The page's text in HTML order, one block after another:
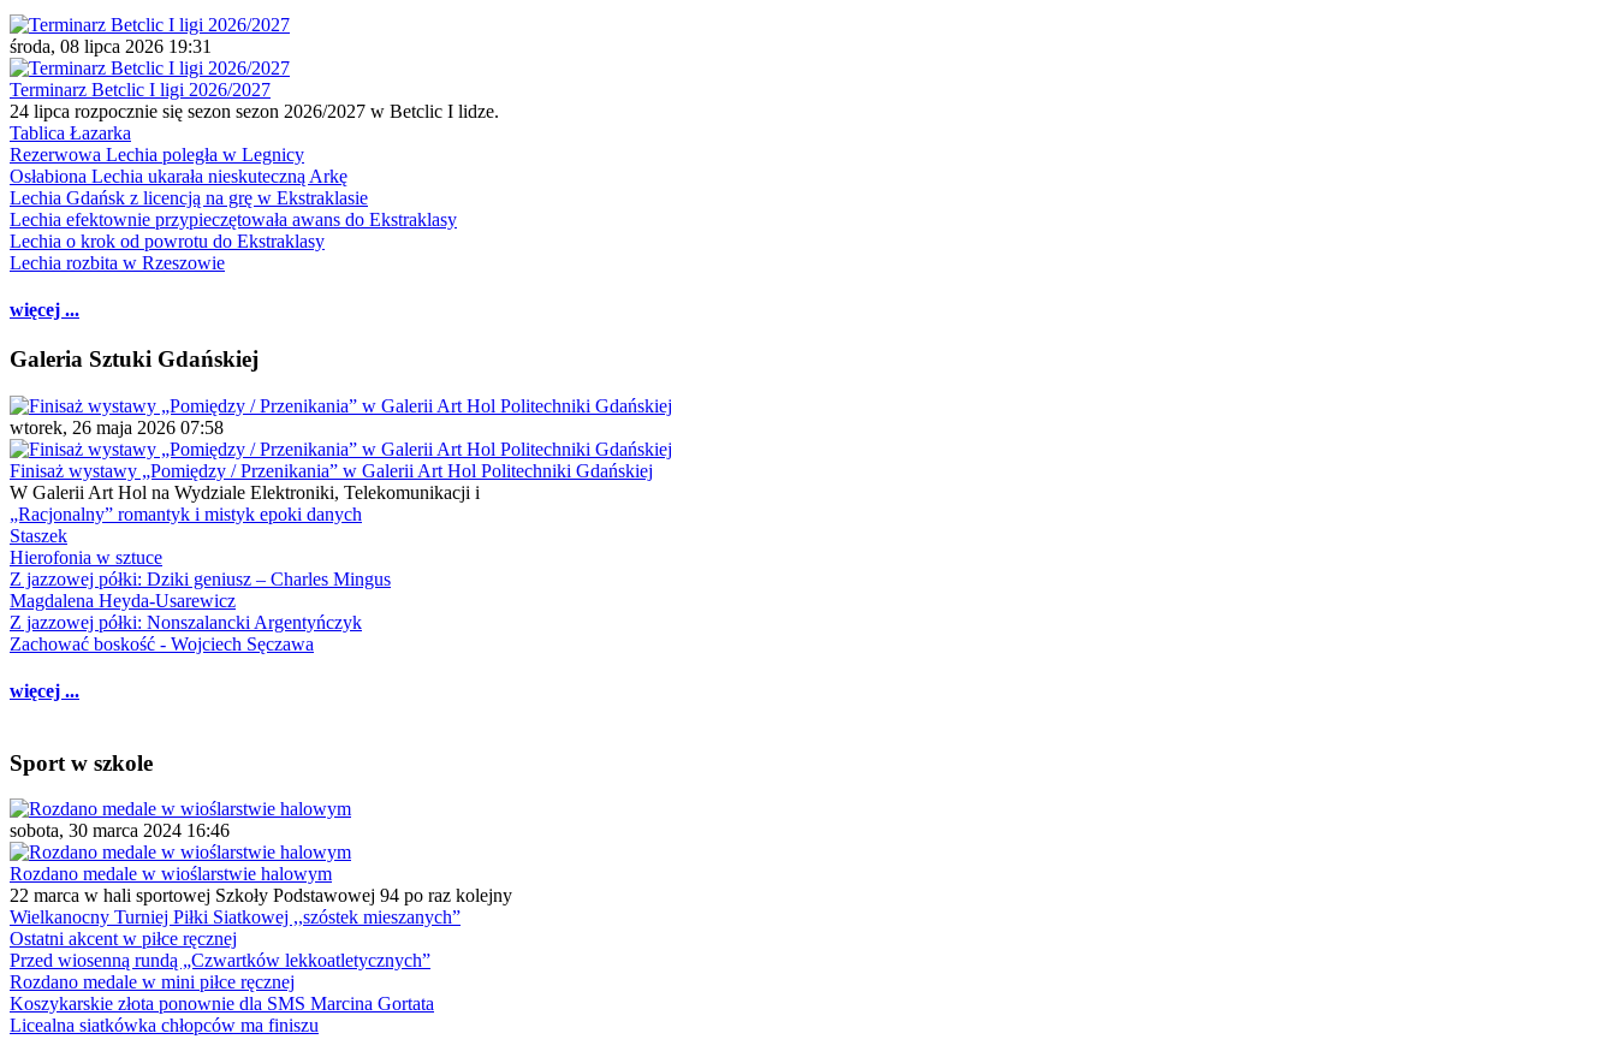
środa, 08 lipca 2026 19:31
Terminarz Betclic I ligi 2026/2027
24 lipca rozpocznie się sezon sezon 2026/2027 w Betclic I lidze.
Tablica Łazarka
Rezerwowa Lechia poległa w Legnicy
Osłabiona Lechia ukarała nieskuteczną Arkę
Lechia Gdańsk z licencją na grę w Ekstraklasie
Lechia efektownie przypieczętowała awans do Ekstraklasy
Lechia o krok od powrotu do Ekstraklasy
Lechia rozbita w Rzeszowie
więcej ...
Galeria Sztuki Gdańskiej
wtorek, 26 maja 2026 07:58
Finisaż wystawy „Pomiędzy / Przenikania” w Galerii Art Hol Politechniki Gdańskiej
W Galerii Art Hol na Wydziale Elektroniki, Telekomunikacji i
„Racjonalny” romantyk i mistyk epoki danych
Staszek
Hierofonia w sztuce
Z jazzowej półki: Dziki geniusz – Charles Mingus
Magdalena Heyda-Usarewicz
Z jazzowej półki: Nonszalancki Argentyńczyk
Zachować boskość - Wojciech Sęczawa
więcej ...
Sport w szkole
sobota, 30 marca 2024 16:46
Rozdano medale w wioślarstwie halowym
22 marca w hali sportowej Szkoły Podstawowej 94 po raz kolejny
Wielkanocny Turniej Piłki Siatkowej ,,szóstek mieszanych”
Ostatni akcent w piłce ręcznej
Przed wiosenną rundą „Czwartków lekkoatletycznych”
Rozdano medale w mini piłce ręcznej
Koszykarskie złota ponownie dla SMS Marcina Gortata
Licealna siatkówka chłopców ma finiszu